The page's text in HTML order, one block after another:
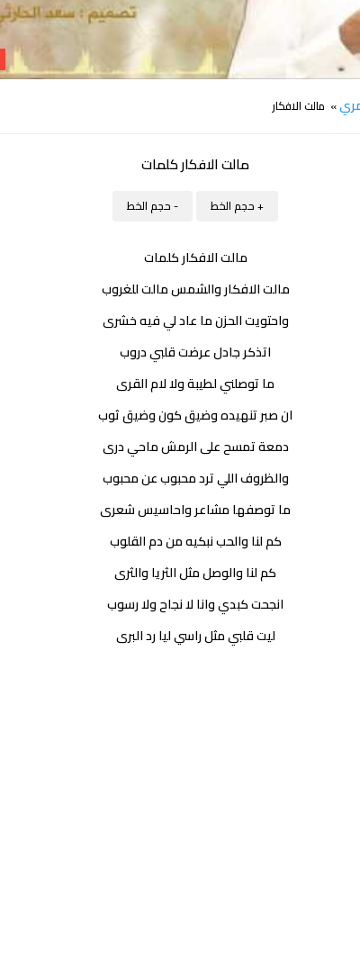
» مالت الافكار
مالت الافكار كلمات
+ حجم الخط - حجم الخط
مالت الافكار كلمات
مالت الافكار والشمس مالت للغروب
واحتويت الحزن ما عاد لي فيه خشرى
اتذكر جادل عرضت قلبي دروب
ما توصلني لطيبة ولا لام القرى
ان صبر تنهيده وضيق كون وضيق ثوب
دمعة تمسح على الرمش ماحي درى
والظروف اللي ترد محبوب عن محبوب
ما توصفها مشاعر واحاسيس شعرى
كم لنا والحب نبكيه من دم القلوب
كم لنا والوصل مثل الثريا والثرى
انجحت كبدي وانا لا نجاح ولا رسوب
ليت قلبي مثل راسي ليا رد البرى